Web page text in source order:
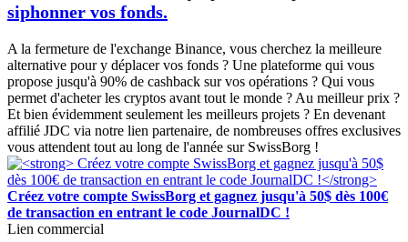
siphonner vos fonds.
A la fermeture de l'exchange Binance, vous cherchez la meilleure
alternative pour y déplacer vos fonds ? Une plateforme qui vous
propose jusqu'à 90% de cashback sur vos opérations ? Qui vous
permet d'acheter les cryptos avant tout le monde ? Au meilleur prix ?
Et bien évidemment seulement les meilleurs projets ? En devenant
affilié JDC via notre lien partenaire, de nombreuses offres exclusives
vous attendent tout au long de l'année sur SwissBorg !
Créez votre compte SwissBorg et gagnez jusqu'à 50$ dès 100€
de transaction en entrant le code JournalDC !
Lien commercial